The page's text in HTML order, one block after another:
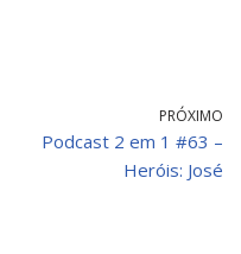
PRÓXIMO
Podcast 2 em 1 #63 –
Heróis: José